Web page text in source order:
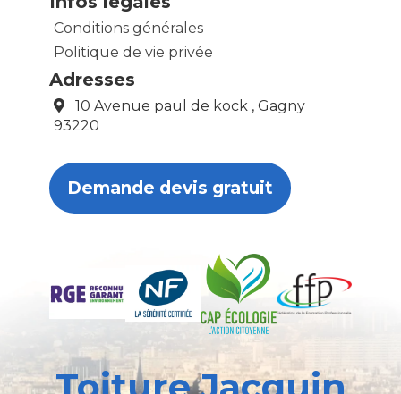
Conditions générales
Politique de vie privée
Adresses
10 Avenue paul de kock , Gagny
93220
Demande devis gratuit